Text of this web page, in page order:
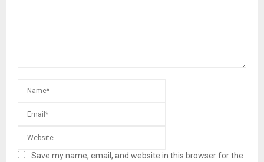
Save my name, email, and website in this browser for the